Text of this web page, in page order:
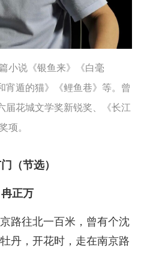
小说《银鱼来》《白毫
宵遁的猫》《鲤鱼巷》等。曾
届花城文学奖新锐奖、《长江
项。
（节选）
冉正万
路往北一百米，曾有个沈
丹，开花时，走在南京路